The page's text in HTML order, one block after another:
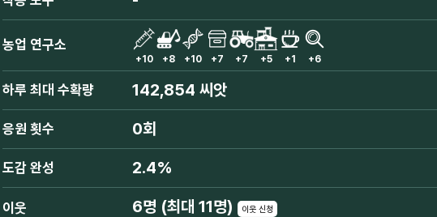
농업 연구소
+10 +8 +10 +7 +7 +5 +1 +6
하루 최대 수확량 142,854 씨앗
응원 횟수 0회
도감 완성 2.4%
이웃 6명 (최대 11명) 이웃 신청